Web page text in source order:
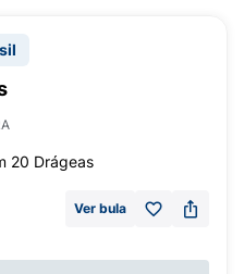
20 Drágeas
Ver bula